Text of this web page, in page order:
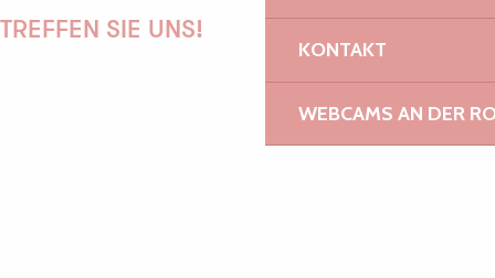
KONTAKT
WEBCAMS AN DER
TREFFEN SIE UNS!
PAULINE